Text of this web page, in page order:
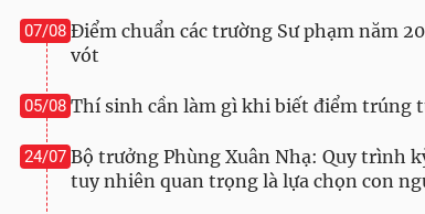
07/08 Điểm chuẩn các trường Sư phạm năm
vót
05/08 Thí sinh cần làm gì khi biết điểm trúng
24/07 Bộ trưởng Phùng Xuân Nhạ: Quy trình
tuy nhiên quan trọng là lựa chọn con